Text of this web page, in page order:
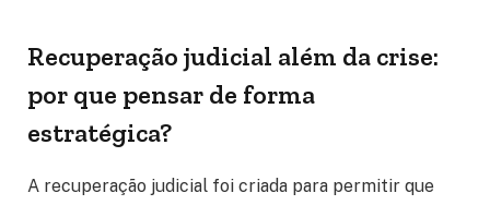
Recuperação judicial além da crise:
por que pensar de forma
estratégica?
A recuperação judicial foi criada para permitir que